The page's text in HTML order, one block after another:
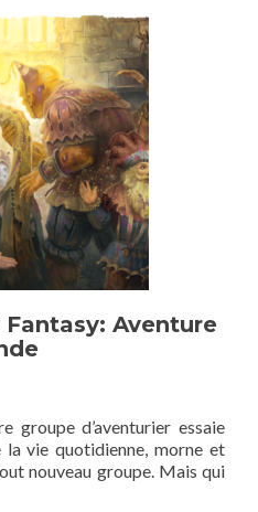
Aventure
groupe d’aventurier essaie
la vie quotidienne, morne et
nouveau groupe. Mais qui